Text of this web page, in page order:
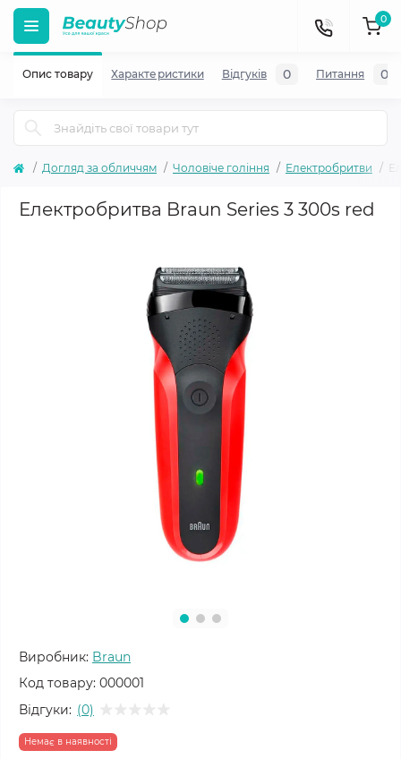
0
Догляд за обличчям Чоловіче гоління Електробритви
Електробритва Braun Series 3 300s red
Виробник: Braun
Код товару: 000001
Відгуки: (0)
Немає в наявності
Опис товару Характеристики Відгуків 0 Питання 0